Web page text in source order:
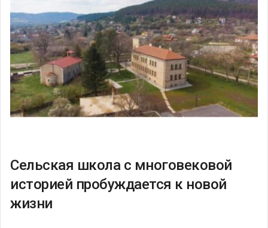
Сельская школа с многовековой
историей пробуждается к новой
жизни